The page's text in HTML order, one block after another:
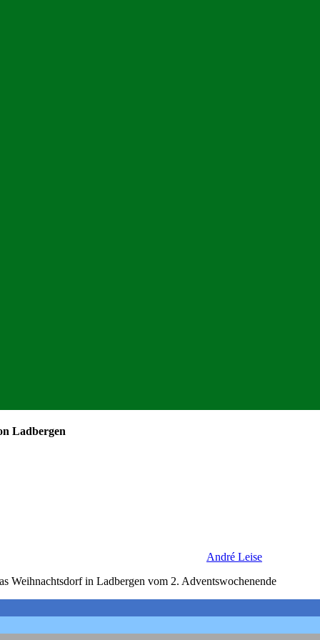
Ladbergen
André Leise
Wei­h­nachts­dorf in Lad­ber­gen vom 2. Adventswochenende